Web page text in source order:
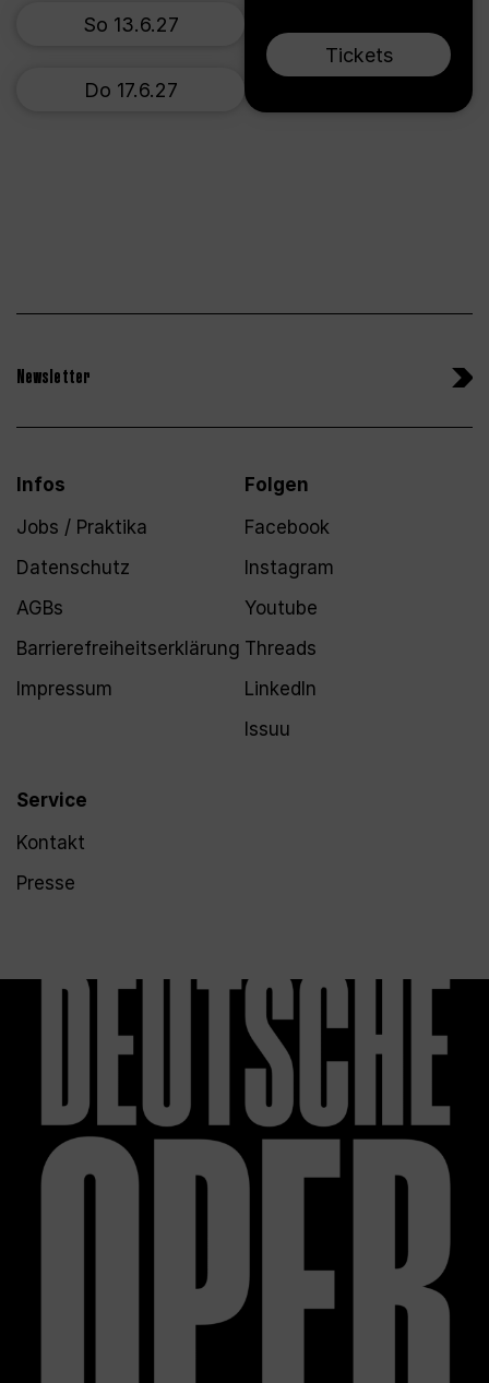
Tickets
So 13.6.27
Do 17.6.27
Newsletter
Infos
Jobs / Praktika
Datenschutz
AGBs
Barrierefreiheitserklärung
Impressum
Service
Kontakt
Presse
Folgen
Facebook
Instagram
Youtube
Threads
LinkedIn
Issuu